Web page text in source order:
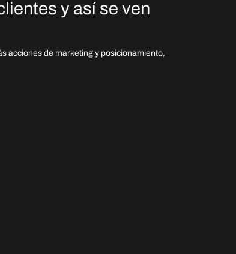
y así se ven
acciones de marketing y posicionamiento,